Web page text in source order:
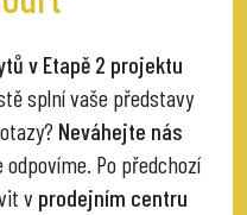
v Etapě 2 projektu
splní vaše představy
Neváhejte nás
Po předchozí
v prodejním centru